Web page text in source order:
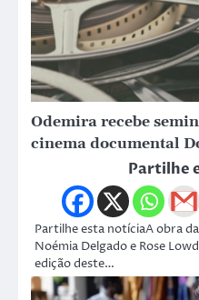
Odemira recebe
cinema documental
Partilhe
Partilhe esta notíciaA obra
Noémia Delgado e Rose
edição deste…